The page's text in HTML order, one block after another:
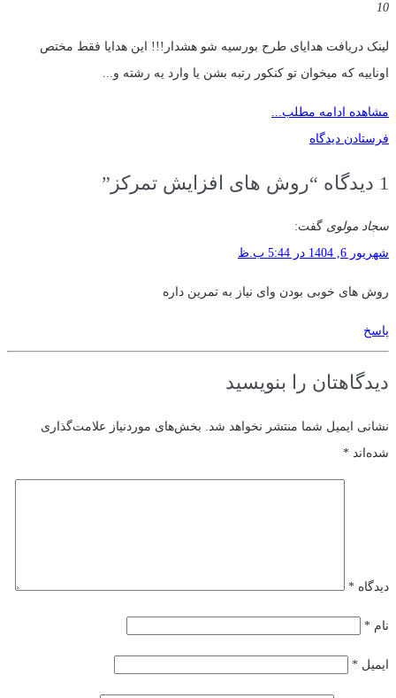
10
لینک دریافت هدایای طرح بورسیه شو هشدار!!! این هدایا فقط مختص
اوناییه که میخوان تو کنکور رتبه بشن یا وارد یه رشته و...
مشاهده ادامه مطلب...
فرستادن دیدگاه
1 دیدگاه “روش های افزایش تمرکز”
سجاد مولوی گفت:
شهریور 6, 1404 در 5:44 ب.ظ
روش های خوبی بودن وای نیاز به تمرین داره
پاسخ
دیدگاهتان را بنویسید
نشانی ایمیل شما منتشر نخواهد شد. بخش‌های موردنیاز علامت‌گذاری
شده‌اند *
دیدگاه *
نام *
ایمیل *